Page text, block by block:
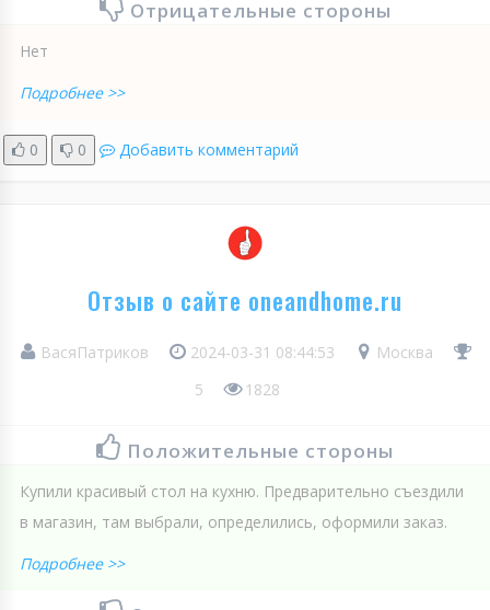
Отрицательные стороны
Нет
Подробнее >>
0 0 Добавить комментарий
Отзыв о сайте oneandhome.ru
ВасяПатриков 2024-03-31 08:44:53
Москва
5
1828
Положительные стороны
Купили красивый стол на кухню. Предварительно съездили
в магазин, там выбрали, определились, оформили заказ.
Подробнее >>